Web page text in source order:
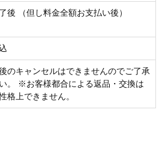
後 （但し料金全額お支払い後）
のキャンセルはできませんのでご了承
。 ※お客様都合による返品・交換は
格上できません。